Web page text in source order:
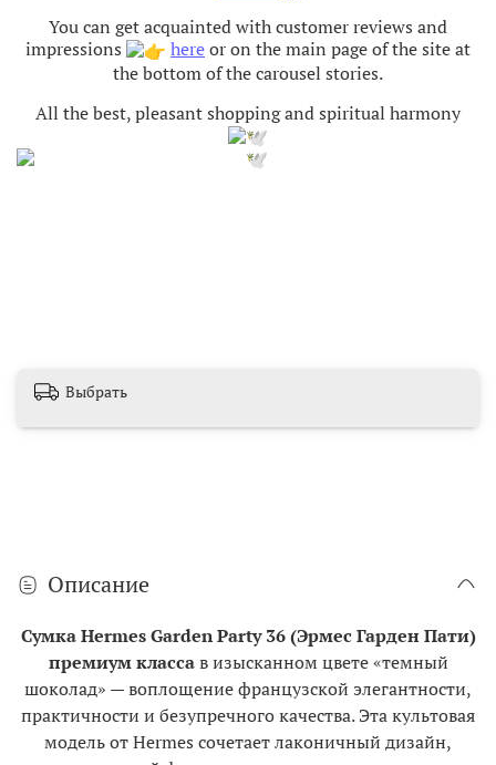
You can get acquainted with customer reviews and
impressions
hereor on the main page of the site at
the bottom of the carousel stories.
All the best, pleasant shopping and spiritual harmony
Выбрать
Описание
Сумка Hermes Garden Party 36 (Эрмес Гарден Пати)
премиум классав изысканном цвете «темный
шоколад» — воплощение французской элегантности,
практичности и безупречного качества. Эта культовая
модель от Hermes сочетает лаконичный дизайн,